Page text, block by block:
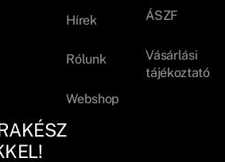
Hírek
Rólunk
Webshop
ÁSZF
Vásárlási
tájékoztató